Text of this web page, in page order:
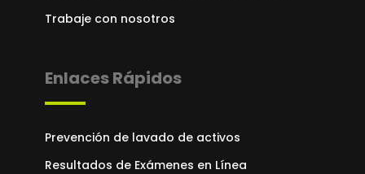
Trabaje con nosotros
Enlaces Rápidos
Prevención de lavado de activos
Resultados de Exámenes en Línea